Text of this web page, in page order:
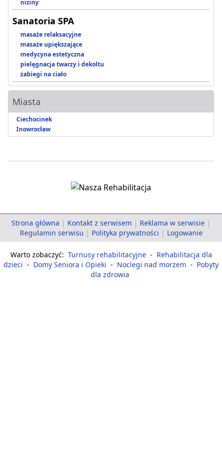
niziny
Sanatoria SPA
masaże relaksacyjne
masaże upiększające
medycyna estetyczna
pielęgnacja twarzy i dekoltu
zabiegi na ciało
Miasta
Ciechocinek
Inowrocław
Strona główna | Kontakt z serwisem | Reklama w serwisie |
Regulamin serwisu | Polityka prywatności | Logowanie
Warto zobaczyć: Turnusy rehabilitacyjne - Rehabilitacja dla
dzieci - Domy Seniora i Opieki - Noclegi nad morzem - Pobyty
dla zdrowia